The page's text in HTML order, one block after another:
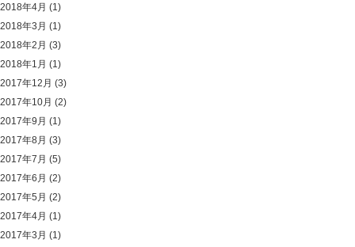
2018年4月 (1)
2018年3月 (1)
2018年2月 (3)
2018年1月 (1)
2017年12月 (3)
2017年10月 (2)
2017年9月 (1)
2017年8月 (3)
2017年7月 (5)
2017年6月 (2)
2017年5月 (2)
2017年4月 (1)
2017年3月 (1)